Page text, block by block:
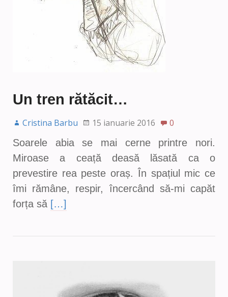
Un tren rătăcit…
Cristina Barbu 15 ianuarie 2016
0
Soarele abia se mai cerne printre nori.
Miroase a ceață deasă lăsată ca o
prevestire rea peste oraș. În spațiul mic ce
îmi rămâne, respir, încercând să-mi capăt
forța să […]